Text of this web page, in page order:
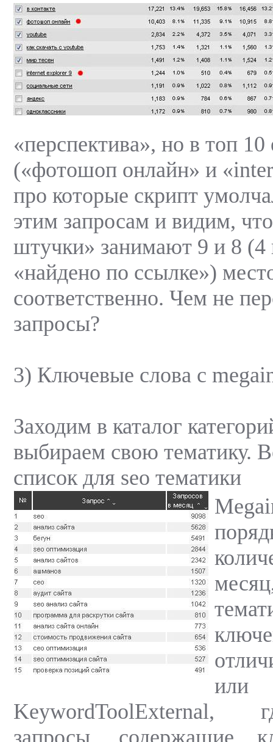
«перспектива», но в топ 10
(«фотошоп онлайн» и
про которые скрипт
этим запросам и видим,
штучки» занимают 9 и 8 (4
«найдено по ссылке»)
соответственно. Чем не
запросы?
3) Ключевые слова с
Заходим в каталог
выбираем свою тематику.
список для seo тематики
или
KeywordToolExternal,
запросы, содержащие